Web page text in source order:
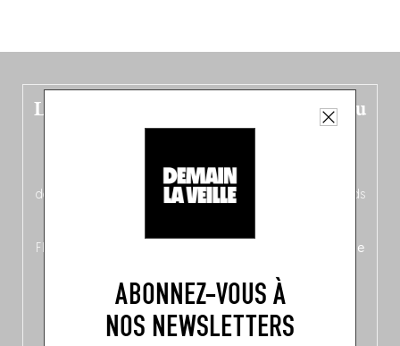
ABONNEZ-VOUS À
NOS NEWSLETTERS
Le nouveau guide Belgique est sorti du
four !
néerlandais côté face – à moins que ne soit l’inverse ?),
découvrez
une partie mag « Nord-Zuid »
qui met les pieds
Flandre, à Bruxelles et en Wallonie, ainsi qu’
un palmarès de